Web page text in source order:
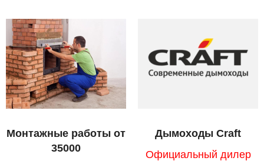
Монтажные работы от
35000
Дымоходы Craft
Официальный дилер